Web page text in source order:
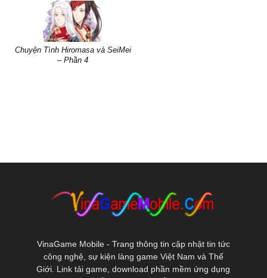
Chuyện Tình Hiromasa và SeiMei
– Phần 4
VinaGame Mobile - Trang thông tin cập nhật tin tức
công nghệ, sự kiện làng game Việt Nam và Thế
Giới. Link tải game, download phần mềm ứng dụng